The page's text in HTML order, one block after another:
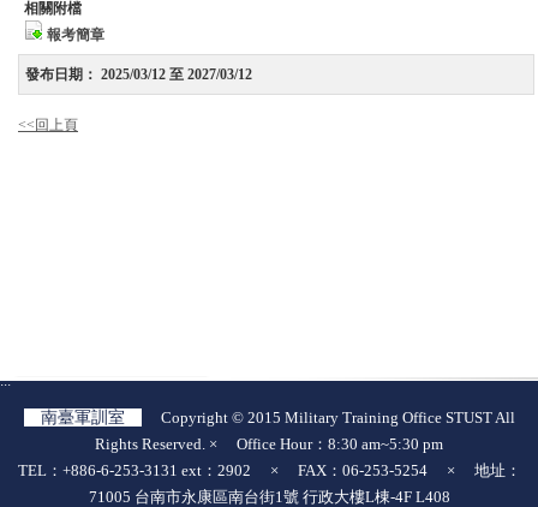
相關附檔
報考簡章
發布日期： 2025/03/12 至 2027/03/12
<<回上頁
:::
南臺軍訓室
Copyright © 2015 Military Training Office STUST All
Rights Reserved. × Office Hour：8:30 am~5:30 pm
TEL：+886-6-253-3131 ext：2902 × FAX：06-253-5254 × 地址：
71005 台南市永康區南台街1號 行政大樓L棟-4F L408